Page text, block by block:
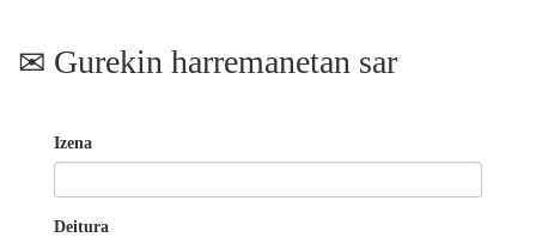
Gurekin harremanetan sar
Izena
Deitura